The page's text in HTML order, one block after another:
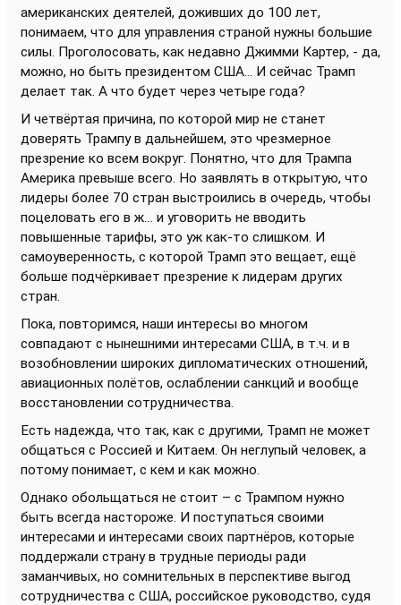
американских деятелей, доживших до 100 лет,
понимаем, что для управления страной нужны большие
силы. Проголосовать, как недавно Джимми Картер, - да,
можно, но быть президентом США... И сейчас Трамп
делает так. А что будет через четыре года?
И четвёртая причина, по которой мир не станет
доверять Трампу в дальнейшем, это чрезмерное
презрение ко всем вокруг. Понятно, что для Трампа
Америка превыше всего. Но заявлять в открытую, что
лидеры более 70 стран выстроились в очередь, чтобы
поцеловать его в ж… и уговорить не вводить
повышенные тарифы, это уж как-то слишком. И
самоуверенность, с которой Трамп это вещает, ещё
больше подчёркивает презрение к лидерам других
стран.
Пока, повторимся, наши интересы во многом
совпадают с нынешними интересами США, в т.ч. и в
возобновлении широких дипломатических отношений,
авиационных полётов, ослаблении санкций и вообще
восстановлении сотрудничества.
Есть надежда, что так, как с другими, Трамп не может
общаться с Россией и Китаем. Он неглупый человек, а
потому понимает, с кем и как можно.
Однако обольщаться не стоит – с Трампом нужно
быть всегда настороже. И поступаться своими
интересами и интересами своих партнёров, которые
поддержали страну в трудные периоды ради
заманчивых, но сомнительных в перспективе выгод
сотрудничества с США, российское руководство, судя